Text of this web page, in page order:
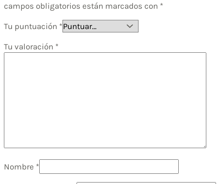
campos obligatorios están marcados con *
Tu puntuación *
Tu valoración *
Nombre *